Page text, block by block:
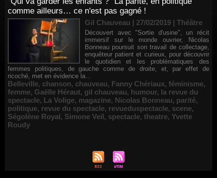
comme ailleurs… ce n'est pas gagné !
Gil Chauveau | 27/02/2019 | Théâtre
Découvert avec "Sortie d'usine", un récit
immersif sur le monde ouvrier, Nicolas
Bonneau poursuit son travail de collectage,
enquêteur patient et curieux, pour découvrir
le quotidien et les problématiques des
femmes politiques, de gauche comme de droite, et, par effet de
ricoché, met en évidence la...
Belleville, chanson, chauveau, Fanny Chériaux, féminisme,
femme, Gaëlle Héraut, gil chauveau, humour, la revue du
spectacle, La Volige, magazine, Nicolas Bonneau, parité,
politique, revue du spectacle, revueduspectacle, scene,
Ségolène Royal, Simone Veil, spectacle, theatre, Yvette
Roudy